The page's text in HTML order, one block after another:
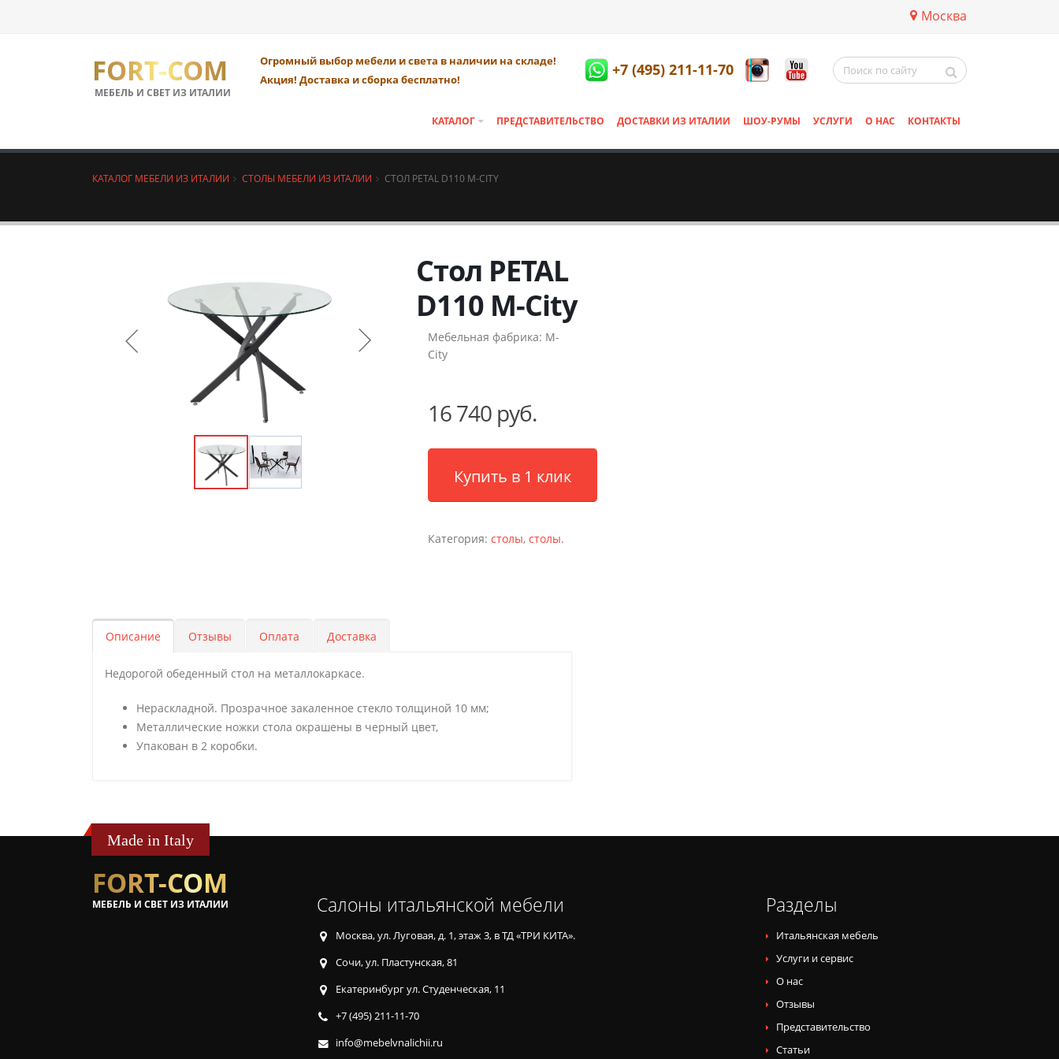
Москва
FORT-COM
МЕБЕЛЬ И СВЕТ ИЗ ИТАЛИИ
Огромный выбор мебели и света в наличии на складе!
Акция! Доставка и сборка бесплатно!
+7 (495) 211-11-70
КАТАЛОГ ПРЕДСТАВИТЕЛЬСТВО ДОСТАВКИ ИЗ ИТАЛИИ ШОУ-РУМЫ УСЛУГИ О НАС КОНТАКТЫ
КАТАЛОГ МЕБЕЛИ ИЗ ИТАЛИИ СТОЛЫ МЕБЕЛИ ИЗ ИТАЛИИ СТОЛ PETAL D110 М-CITY
Стол PETAL
D110 М-City
Мебельная фабрика: M-
City
16 740 руб.
Купить в 1 клик
Категория: столы, столы.
Описание Отзывы Оплата Доставка
Недорогой обеденный стол на металлокаркасе.
Нераскладной. Прозрачное закаленное стекло толщиной 10 мм;
Металлические ножки стола окрашены в черный цвет,
Упакован в 2 коробки.
Made in Italy
FORT-COM
МЕБЕЛЬ И СВЕТ ИЗ ИТАЛИИ Салоны итальянской мебели
Москва, ул. Луговая, д. 1, этаж 3, в ТД «ТРИ КИТА».
Сочи, ул. Пластунская, 81
Екатеринбург ул. Студенческая, 11
+7 (495) 211-11-70
info@mebelvnalichii.ru
Разделы
Итальянская мебель
Услуги и сервис
О нас
Отзывы
Представительство
Статьи